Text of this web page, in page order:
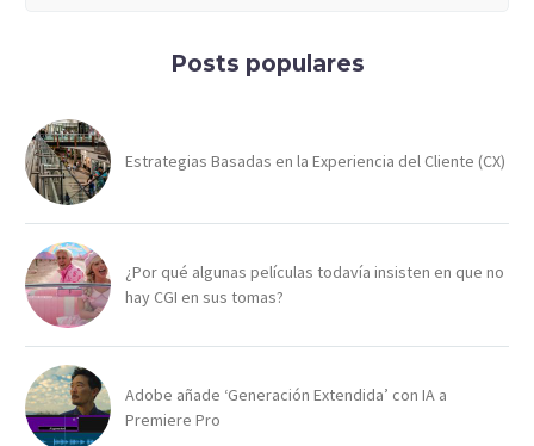
Posts populares
Estrategias Basadas en la Experiencia del Cliente (CX)
¿Por qué algunas películas todavía insisten en que no
hay CGI en sus tomas?
Adobe añade ‘Generación Extendida’ con IA a
Premiere Pro